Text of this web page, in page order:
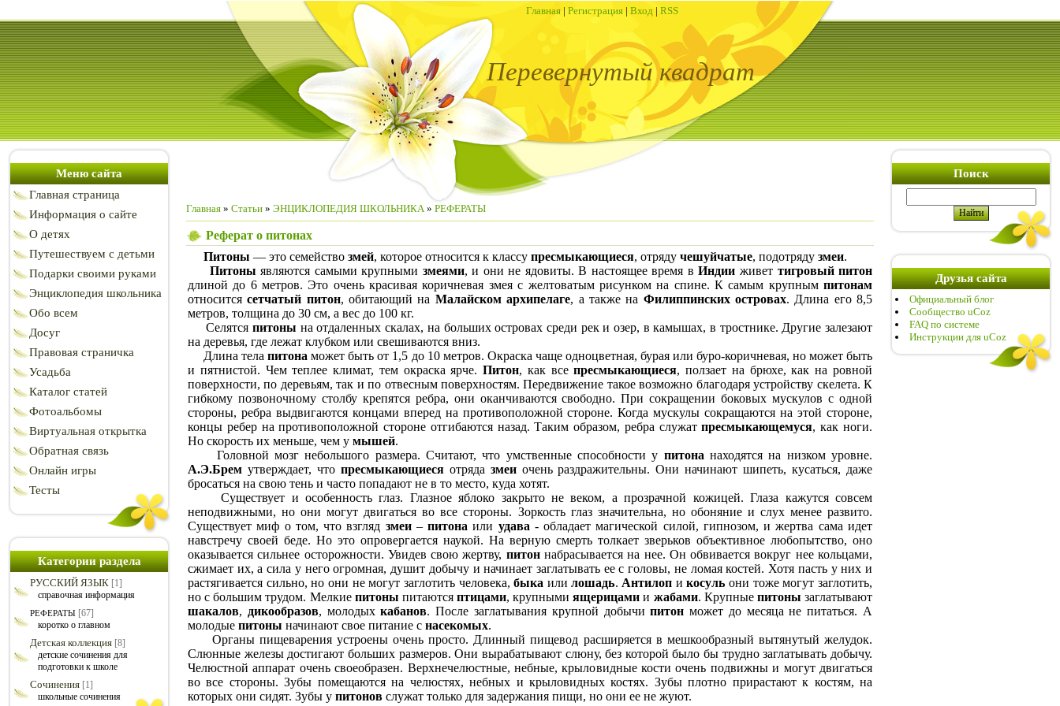
Главная | Регистрация | Вход | RSS
Перевернутый квадрат
Меню сайта
Главная страница
Информация о сайте
О детях
Путешествуем с детьми
Подарки своими руками
Энциклопедия школьника
Обо всем
Досуг
Правовая страничка
Усадьба
Каталог статей
Фотоальбомы
Виртуальная открытка
Обратная связь
Онлайн игры
Тесты
Категории раздела
РУССКИЙ ЯЗЫК [1]
справочная информация
РЕФЕРАТЫ [67]
коротко о главном
Детская коллекция [8]
детские сочинения для
подготовки к школе
Сочинения [1]
школьные сочинения
Главная » Статьи » ЭНЦИКЛОПЕДИЯ ШКОЛЬНИКА» РЕФЕРАТЫ
Реферат о питонах
Питоны — это семейство змей, которое относится к классу пресмыкающиеся, отряду чешуйчатые, подотряду змеи.
Питоныявляются самыми крупными змеями, и они не ядовиты. В настоящее время вИндии живет тигровый питон
длиной до 6 метров. Это очень красивая коричневая змея с желтоватым рисунком на спине. К самым крупным питонам
относитсясетчатый питон, обитающий на Малайском архипелаге, а также на Филиппинских островах. Длина его 8,5
метров, толщина до 30 см, а вес до 100 кг.
Селятсяпитоны на отдаленных скалах, на больших островах среди рек и озер, в камышах, в тростнике. Другие залезают
на деревья, где лежат клубком или свешиваются вниз.
Длина телапитонаможет быть от 1,5 до 10 метров. Окраска чаще одноцветная, бурая или буро-коричневая, но может быть
и пятнистой. Чем теплее климат, тем окраска ярче.Питон, как всепресмыкающиеся, ползает на брюхе, как на ровной
поверхности, по деревьям, так и по отвесным поверхностям. Передвижение такое возможно благодаря устройству скелета. К
гибкому позвоночному столбу крепятся ребра, они оканчиваются свободно. При сокращении боковых мускулов с одной
стороны, ребра выдвигаются концами вперед на противоположной стороне. Когда мускулы сокращаются на этой стороне,
концы ребер на противоположной стороне отгибаются назад. Таким образом, ребра служатпресмыкающемуся, как ноги.
Но скорость их меньше, чем у мышей.
Головной мозг небольшого размера. Считают, что умственные способности у питона находятся на низком уровне.
А.Э.Брем утверждает, что пресмыкающиеся отряда змеиочень раздражительны. Они начинают шипеть, кусаться, даже
бросаться на свою тень и часто попадают не в то место, куда хотят.
Существует и особенность глаз. Глазное яблоко закрыто не веком, а прозрачной кожицей. Глаза кажутся совсем
неподвижными, но они могут двигаться во все стороны. Зоркость глаз значительна, но обоняние и слух менее развито.
Существует миф о том, что взгляд змеи –питона или удава - обладает магической силой, гипнозом, и жертва сама идет
навстречу своей беде. Но это опровергается наукой. На верную смерть толкает зверьков объективное любопытство, оно
оказывается сильнее осторожности. Увидев свою жертву, питоннабрасывается на нее. Он обвивается вокруг нее кольцами,
сжимает их, а сила у него огромная, душит добычу и начинает заглатывать ее с головы, не ломая костей. Хотя пасть у них и
растягивается сильно, но они не могут заглотить человека,быка или лошадь. Антилоп икосуль они тоже могут заглотить,
но с большим трудом. Мелкие питоны питаютсяптицами, крупнымиящерицами и жабами. Крупные питоны заглатывают
шакалов, дикообразов, молодыхкабанов. После заглатывания крупной добычипитон может до месяца не питаться. А
молодые питоны начинают свое питание с насекомых.
Органы пищеварения устроены очень просто. Длинный пищевод расширяется в мешкообразный вытянутый желудок.
Слюнные железы достигают больших размеров. Они вырабатывают слюну, без которой было бы трудно заглатывать добычу.
Челюстной аппарат очень своеобразен. Верхнечелюстные, небные, крыловидные кости очень подвижны и могут двигаться
во все стороны. Зубы помещаются на челюстях, небных и крыловидных костях. Зубы плотно прирастают к костям, на
которых они сидят. Зубы у питонов служат только для задержания пищи, но они ее не жуют.
Поиск
Друзья сайта
Официальный блог
Сообщество uCoz
FAQ по системе
Инструкции для uCoz